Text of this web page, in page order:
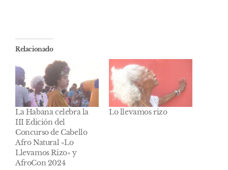
Relacionado
La Habana celebra la
III Edición del
Concurso de Cabello
Afro Natural «Lo
Llevamos Rizo» y
AfroCon 2024
Lo llevamos rizo